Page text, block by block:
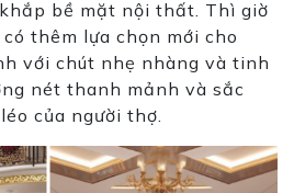
bề mặt nội thất. Thì giờ
thêm lựa chọn mới cho
với chút nhẹ nhàng và tinh
nét thanh mảnh và sắc
của người thợ.